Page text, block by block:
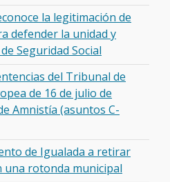
la legitimación de
defender la unidad y
Seguridad Social
del Tribunal de
de 16 de julio de
Amnistía (asuntos C-
de Igualada a retirar
una rotonda municipal